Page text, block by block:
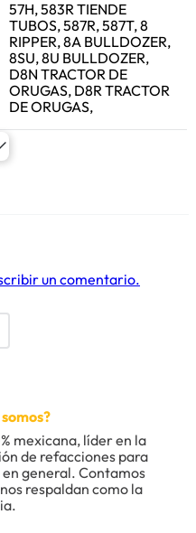
57H, 583R TIENDE
TUBOS, 587R, 587T, 8
RIPPER, 8A BULLDOZER,
8SU, 8U BULLDOZER,
D8N TRACTOR DE
ORUGAS, D8R TRACTOR
DE ORUGAS,
un comentario.
mexicana, líder en la
de refacciones para
general. Contamos
respaldan como la